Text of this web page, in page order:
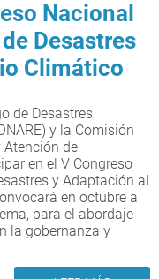
Nacional
Desastres
Climático
de Desastres
y la Comisión
Atención de
en el V Congreso
y Adaptación al
en octubre a
para el abordaje
la gobernanza y